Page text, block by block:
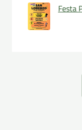
Festa